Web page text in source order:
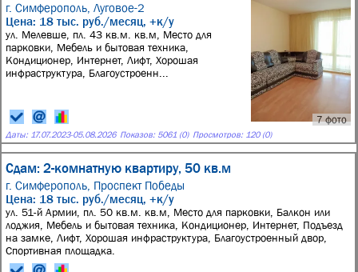
г. Симферополь, Луговое-2
7 фото
Цена: 18 тыс. руб./месяц, +к/у
ул. Мелевше, пл. 43 кв.м. кв.м, Место для
парковки, Мебель и бытовая техника,
Кондиционер, Интернет, Лифт, Хорошая
инфраструктура, Благоустроенн...
Даты: 17.07.2023-05.08.2026 Показов: 5061 (0) Просмотров: 120 (0)
Сдам: 2-комнатную квартиру, 50 кв.м
г. Симферополь, Проспект Победы
Цена: 18 тыс. руб./месяц, +к/у
ул. 51-й Армии, пл. 50 кв.м. кв.м, Место для парковки, Балкон или
лоджия, Мебель и бытовая техника, Кондиционер, Интернет, Подъезд
на замке, Лифт, Хорошая инфраструктура, Благоустроенный двор,
Спортивная площадка.